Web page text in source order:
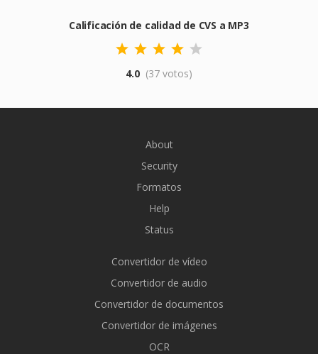
Calificación de calidad de CVS a MP3
4.0 (37 votos)
About
Security
Formatos
Help
Status
Convertidor de vídeo
Convertidor de audio
Convertidor de documentos
Convertidor de imágenes
OCR